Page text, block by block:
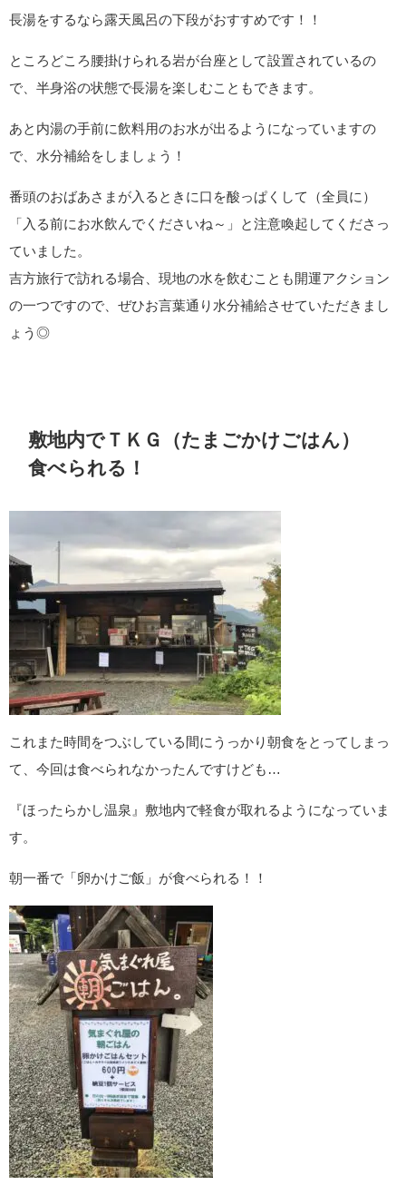
長湯をするなら露天風呂の下段がおすすめです！！
ところどころ腰掛けられる岩が台座として設置されているの
で、半身浴の状態で長湯を楽しむこともできます。
あと内湯の手前に飲料用のお水が出るようになっていますの
で、水分補給をしましょう！
番頭のおばあさまが入るときに口を酸っぱくして（全員に）
「入る前にお水飲んでくださいね～」と注意喚起してくださっ
ていました。
吉方旅行で訪れる場合、現地の水を飲むことも開運アクション
の一つですので、ぜひお言葉通り水分補給させていただきまし
ょう◎
敷地内でＴＫＧ（たまごかけごはん）
食べられる！
これまた時間をつぶしている間にうっかり朝食をとってしまっ
て、今回は食べられなかったんですけども…
『ほったらかし温泉』敷地内で軽食が取れるようになっていま
す。
朝一番で「卵かけご飯」が食べられる！！